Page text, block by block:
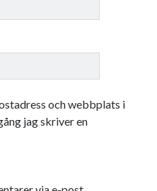
och webbplats i
jag skriver en